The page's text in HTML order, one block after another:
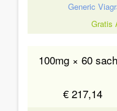
Generic
Gratis
100mg × 60
€ 217,14